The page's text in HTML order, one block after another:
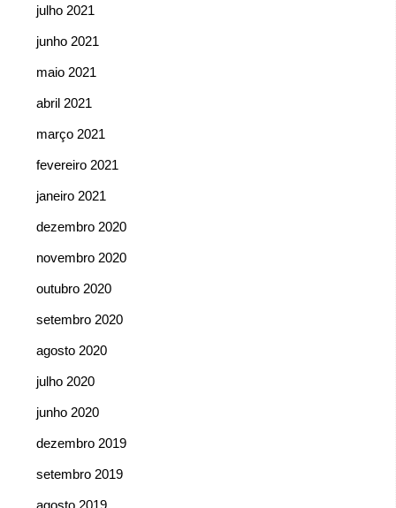
julho 2021
junho 2021
maio 2021
abril 2021
março 2021
fevereiro 2021
janeiro 2021
dezembro 2020
novembro 2020
outubro 2020
setembro 2020
agosto 2020
julho 2020
junho 2020
dezembro 2019
setembro 2019
agosto 2019